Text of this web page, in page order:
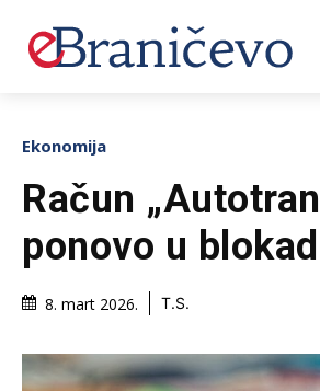
Ekonomija
Račun
ponovo u
8. mart 2026. T.S.